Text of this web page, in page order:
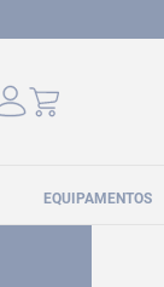
EQUIPAMENTOS